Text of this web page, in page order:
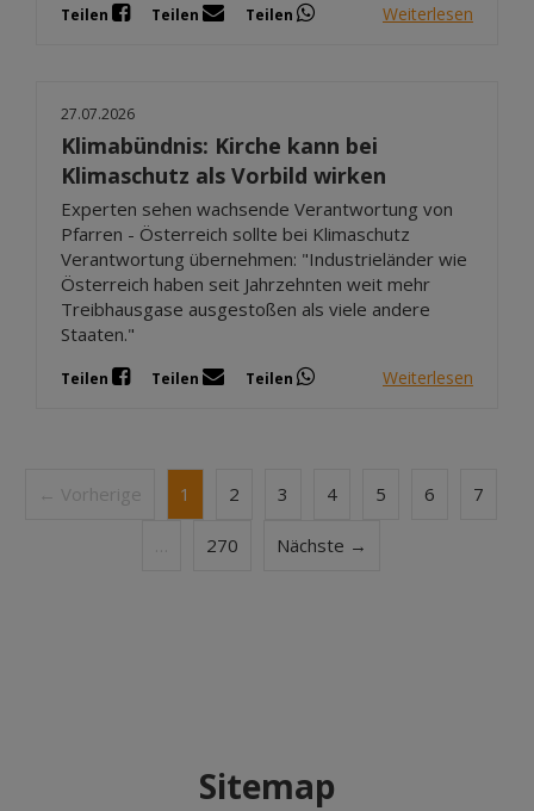
Teilen Teilen Teilen Weiterlesen
27.07.2026
Klimabündnis: Kirche kann bei
Klimaschutz als Vorbild wirken
Experten sehen wachsende Verantwortung von
Pfarren - Österreich sollte bei Klimaschutz
Verantwortung übernehmen: "Industrieländer wie
Österreich haben seit Jahrzehnten weit mehr
Treibhausgase ausgestoßen als viele andere
Staaten."
Teilen Teilen Teilen Weiterlesen
← Vorherige 1 2 3 4 5 6 7
270 Nächste →
Sitemap